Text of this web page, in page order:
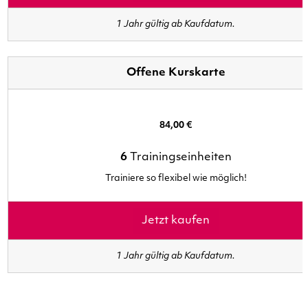
1 Jahr gültig ab Kaufdatum.
Offene Kurskarte
84,00 €
6Trainingseinheiten
Trainiere so flexibel wie möglich!
Jetzt kaufen
1 Jahr gültig ab Kaufdatum.